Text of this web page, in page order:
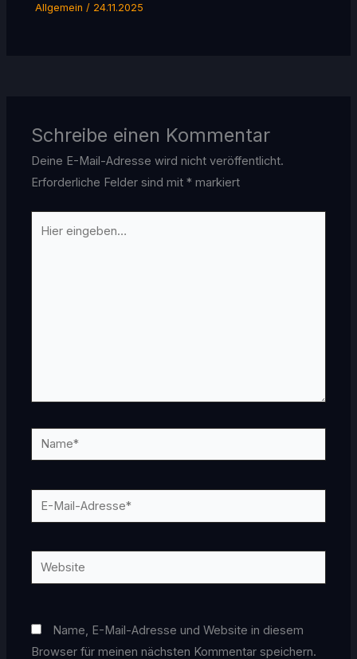
Allgemein / 24.11.2025
Schreibe einen Kommentar
Deine E-Mail-Adresse wird nicht veröffentlicht.
Erforderliche Felder sind mit* markiert
eingeben…
Name*
E-
Mail-
Website
Name, E-Mail-Adresse und Website in diesem
Browser für meinen nächsten Kommentar speichern.